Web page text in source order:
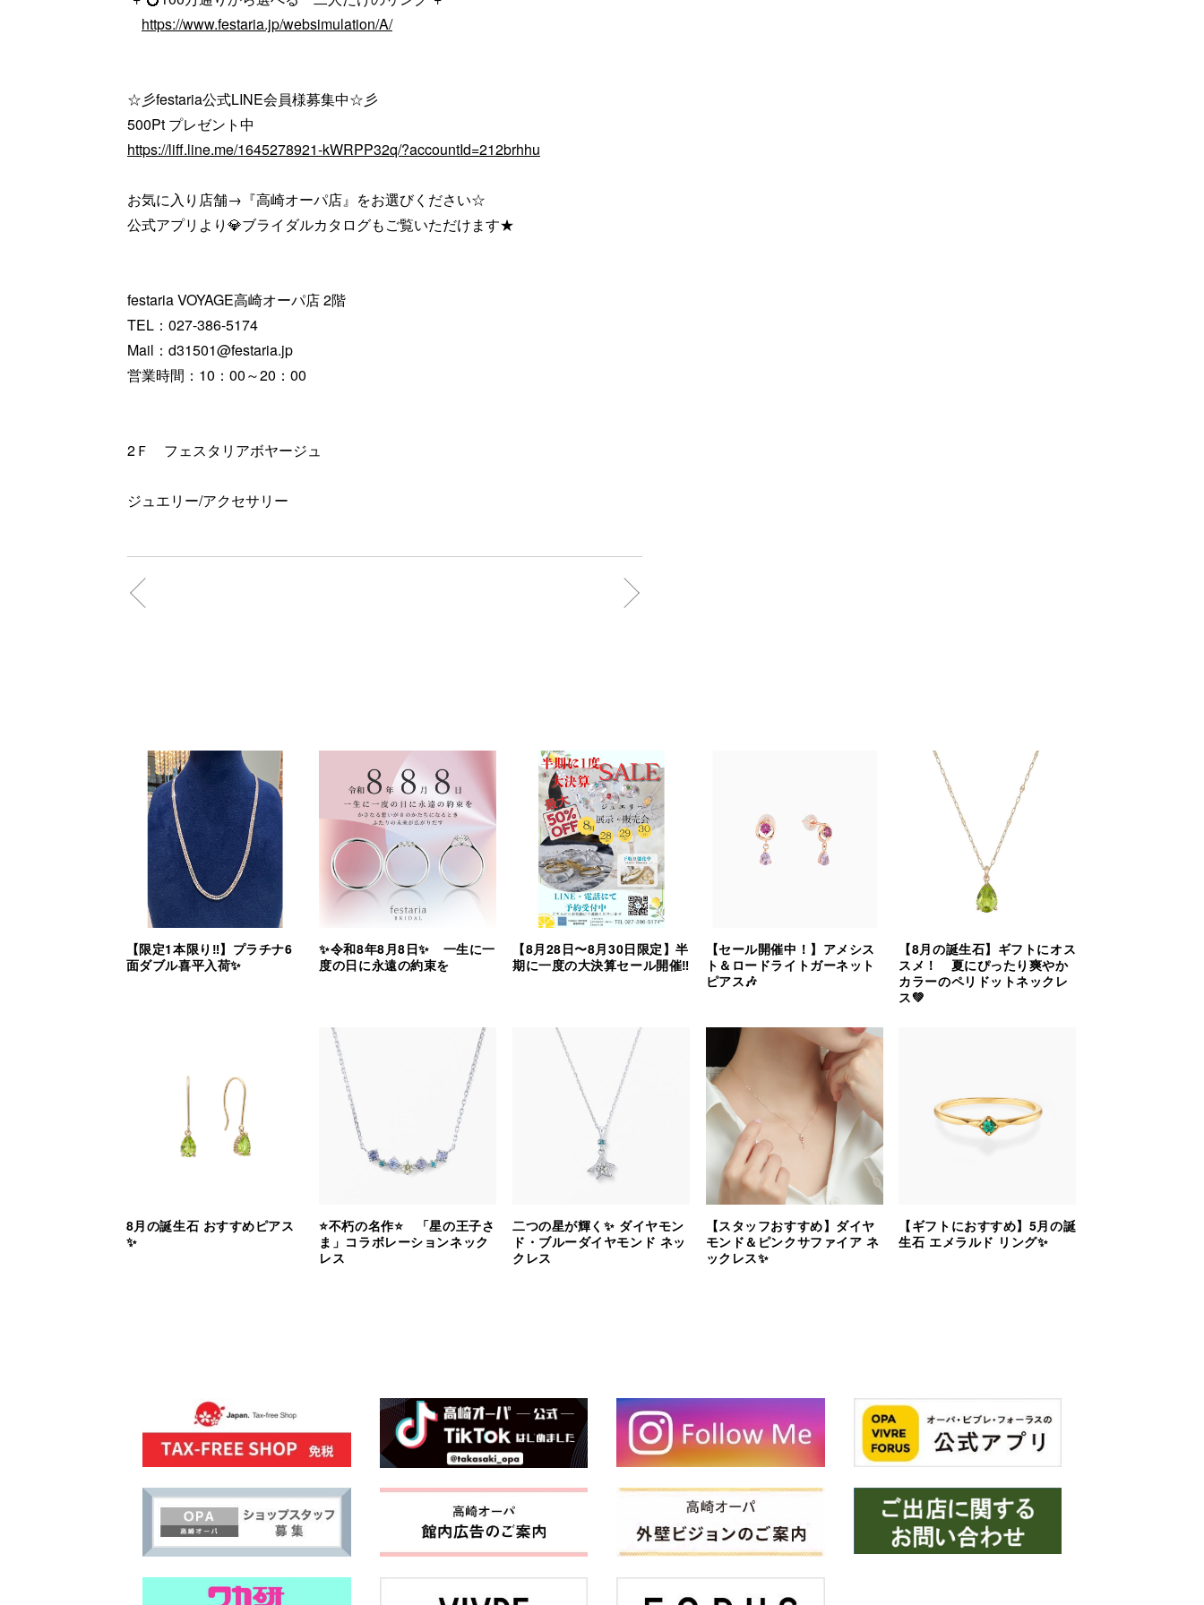
https://www.festaria.jp/websimulation/A/
☆彡festaria公式LINE会員様募集中☆彡
500Pt プレゼント中
https://liff.line.me/1645278921-kWRPP32q/?accountId=212brhhu
お気に入り店舗→『高崎オーパ店』をお選びください☆
公式アプリより💎ブライダルカタログもご覧いただけます★
festaria VOYAGE高崎オーパ店 2階
TEL：027-386-5174
Mail：d31501@festaria.jp
営業時間：10：00～20：00
2Ｆ フェスタリアボヤージュ
ジュエリー/アクセサリー
【限定1本限り‼︎】プラチナ6
面ダブル喜平入荷✨
✨令和8年8月8日✨ 一生に一
度の日に永遠の約束を
【8月28日〜8月30日限定】半
期に一度の大決算セール開催‼︎
【セール開催中！】アメシス
ト＆ロードライトガーネット
ピアス🎶
【8月の誕生石】ギフトにオス
スメ！ 夏にぴったり爽やか
カラーのペリドットネックレ
ス💚
8月の誕生石 おすすめピアス
✨
⭐️不朽の名作⭐️ 「星の王子さ
ま」コラボレーションネック
レス
二つの星が輝く✨ ダイヤモン
ド・ブルーダイヤモンド ネッ
クレス
【スタッフおすすめ】ダイヤ
モンド＆ピンクサファイア ネ
ックレス✨
【ギフトにおすすめ】5月の誕
生石 エメラルド リング✨